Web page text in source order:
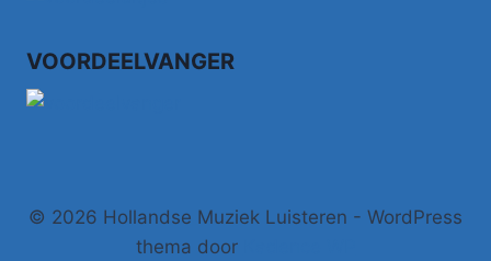
VOORDEELVANGER
© 2026 Hollandse Muziek Luisteren - WordPress
thema door